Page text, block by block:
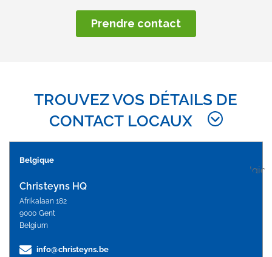
TROUVEZ VOS DÉTAILS DE
CONTACT LOCAUX
Belgique
Christeyns HQ
Afrikalaan 182
9000 Gent
Belgium
info@christeyns.be